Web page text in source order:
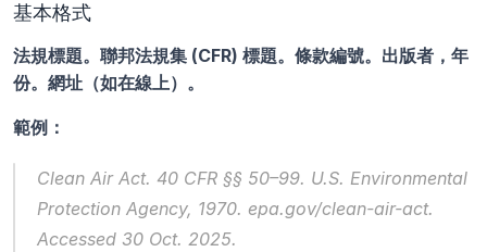
基本格式
法規標題。聯邦法規集 (CFR) 標題。條款編號。出版者，年
份。網址（如在線上）。
範例：
Clean Air Act. 40 CFR §§ 50–99. U.S. Environmental
Protection Agency, 1970. epa.gov/clean-air-act.
Accessed 30 Oct. 2025.